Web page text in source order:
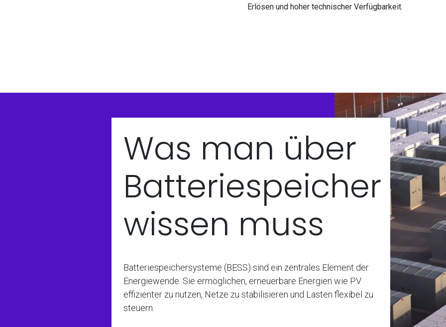
Erlösen und hoher technischer Verfügbarkeit.
Was man über
Batteriespeicher
wissen muss
Batteriespeichersysteme (BESS) sind ein zentrales Element der
Energiewende. Sie ermöglichen, erneuerbare Energien wie PV
effizienter zu nutzen, Netze zu stabilisieren und Lasten flexibel zu
steuern.